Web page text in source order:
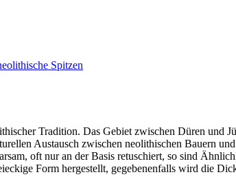
Spitzen
Tradition. Das Gebiet zwischen Düren und
Austausch zwischen neolithischen Bauern
oft nur an der Basis retuschiert, so sind
Form hergestellt, gegebenenfalls wird die